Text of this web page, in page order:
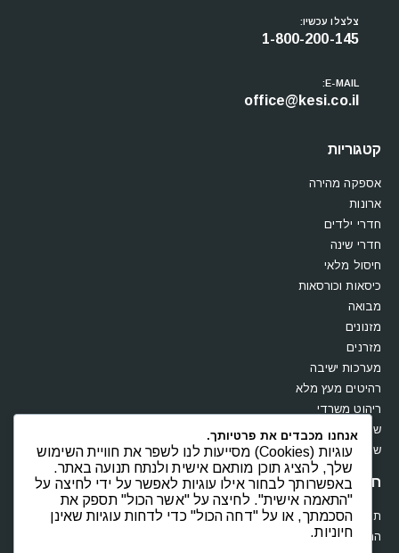
צלצלו עכשיו:
1-800-200-145
E-MAIL:
office@kesi.co.il
קטגוריות
אספקה מהירה
ארונות
חדרי ילדים
חדרי שינה
חיסול מלאי
כיסאות וכורסאות
מבואה
מזנונים
מזרנים
מערכות ישיבה
רהיטים מעץ מלא
ריהוט משרדי
שולחנות
שידות וקומודות
חנות
תקנון
החשבון שלי
אנחנו מכבדים את פרטיותך.
עוגיות (Cookies) מסייעות לנו לשפר את חוויית השימוש
שלך, להציג תוכן מותאם אישית ולנתח תנועה באתר.
באפשרותך לבחור אילו עוגיות לאפשר על ידי לחיצה על
"התאמה אישית". לחיצה על "אשר הכול" תספק את
הסכמתך, או על "דחה הכול" כדי לדחות עוגיות שאינן
חיוניות.